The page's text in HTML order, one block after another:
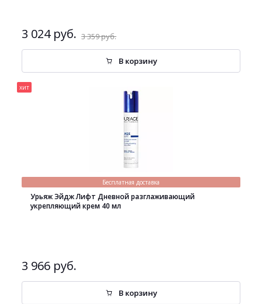
3 024 руб. 3 359 руб.
В корзину
хит
Бесплатная доставка
Урьяж Эйдж Лифт Дневной разглаживающий
укрепляющий крем 40 мл
3 966 руб.
В корзину